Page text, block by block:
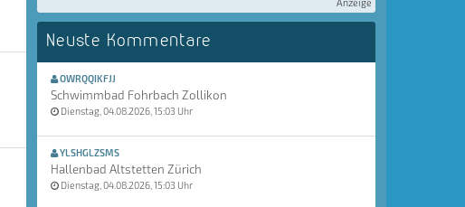
Anzeige
Neuste Kommentare
OWRQQIKFJJ
Schwimmbad Fohrbach Zollikon
Dienstag, 04.08.2026, 15:03 Uhr
YLSHGLZSMS
Hallenbad Altstetten Zürich
Dienstag, 04.08.2026, 15:03 Uhr